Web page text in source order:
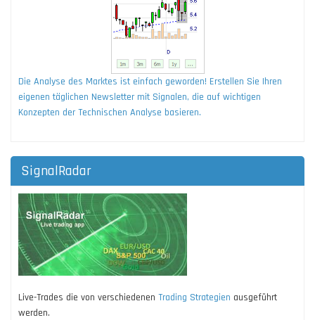
Die Analyse des Marktes ist einfach geworden! Erstellen Sie Ihren
eigenen täglichen Newsletter mit Signalen, die auf wichtigen
Konzepten der Technischen Analyse basieren.
SignalRadar
Live-Trades die von verschiedenen Trading Strategien ausgeführt
werden.